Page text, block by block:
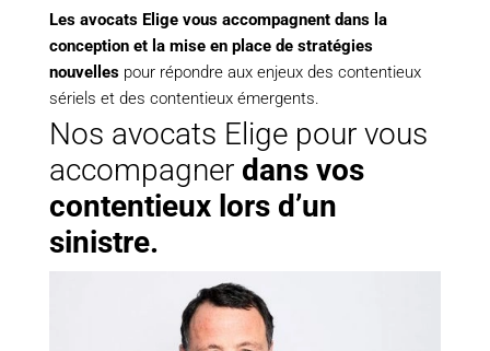
Les avocats Elige vous accompagnent dans la
conception et la mise en place de stratégies
nouvellespour répondre aux enjeux des contentieux
sériels et des contentieux émergents.
Nos avocats Elige pour vous
accompagner dans vos
contentieux lors d’un
sinistre.